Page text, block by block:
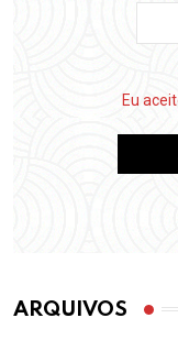
Eu
ARQUIVOS